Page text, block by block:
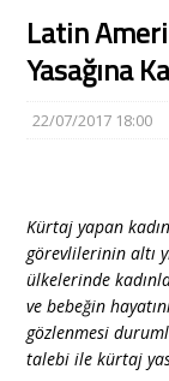
Latin
Yasağına
22/07/2017 18:00
Kürtaj yapan
görevlilerinin altı
ülkelerinde
ve bebeğin
gözlenmesi
talebi ile kürtaj